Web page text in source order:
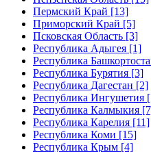
Пермский Край [13]
Приморский Край [5]
Псковская Область [3]
Республика Адыгея [1]
Республика
Республика Бурятия [3]
Республика Дагестан [2]
Республика Ингушетия
Республика Калмыкия
Республика Карелия [11]
Республика Коми [15]
Республика Крым [4]